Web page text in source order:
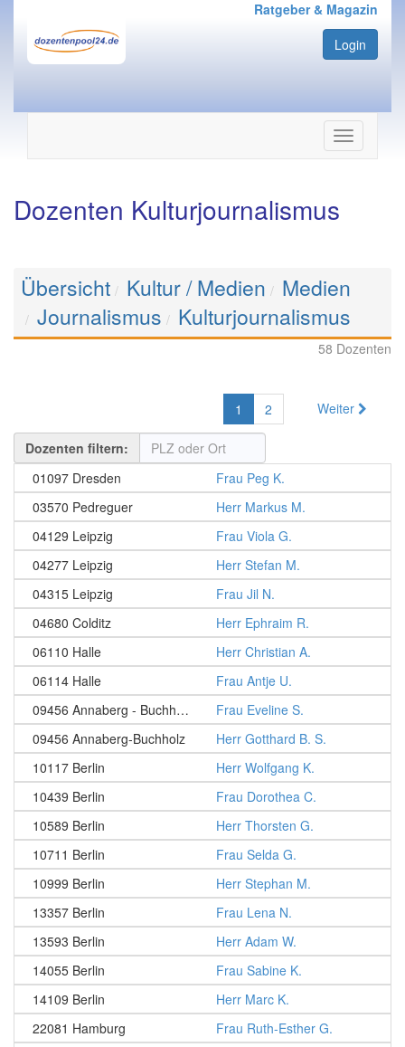
Ratgeber & Magazin
Login
Navigation
ein-/
Dozenten Kulturjournalismus
Übersicht Kultur / Medien
Medien
Journalismus
Kulturjournalismus
58 Dozenten
1 2 Weiter
Dozenten filtern:
01097 Dresden
Frau Peg K.
03570 Pedreguer
Herr Markus M.
04129 Leipzig
Frau Viola G.
04277 Leipzig
Herr Stefan M.
04315 Leipzig
Frau Jil N.
04680 Colditz
Herr Ephraim R.
06110 Halle
Herr Christian A.
06114 Halle
Frau Antje U.
09456 Annaberg - Buchholz
Frau Eveline S.
09456 Annaberg-Buchholz
Herr Gotthard B. S.
10117 Berlin
Herr Wolfgang K.
10439 Berlin
Frau Dorothea C.
10589 Berlin
Herr Thorsten G.
10711 Berlin
Frau Selda G.
10999 Berlin
Herr Stephan M.
13357 Berlin
Frau Lena N.
13593 Berlin
Herr Adam W.
14055 Berlin
Frau Sabine K.
14109 Berlin
Herr Marc K.
22081 Hamburg
Frau Ruth-Esther G.